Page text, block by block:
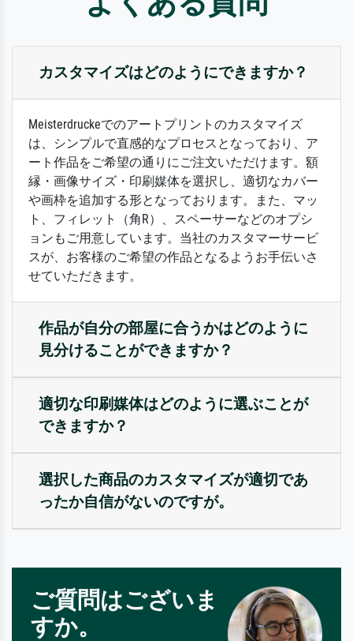
カスタマイズはどのようにできますか？
Meisterdruckeでのアートプリントのカスタマイズ
は、シンプルで直感的なプロセスとなっており、ア
ート作品をご希望の通りにご注文いただけます。額
縁・画像サイズ・印刷媒体を選択し、適切なカバー
や画枠を追加する形となっております。また、マッ
ト、フィレット（角R）、スペーサーなどのオプシ
ョンもご用意しています。当社のカスタマーサービ
スが、お客様のご希望の作品となるようお手伝いさ
せていただきます。
作品が自分の部屋に合うかはどのように
見分けることができますか？
適切な印刷媒体はどのように選ぶことが
できますか？
選択した商品のカスタマイズが適切であ
ったか自信がないのですが。
ご質問はございま
すか。